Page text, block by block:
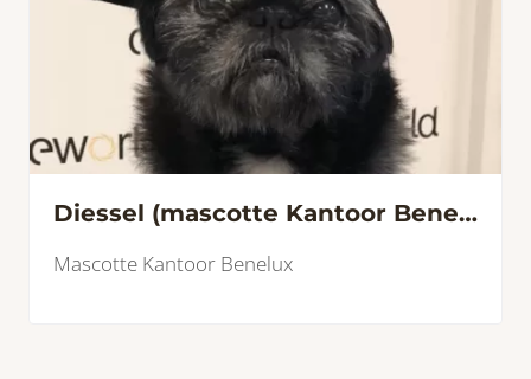
Diessel (mascotte Kantoor Benelux)
Mascotte Kantoor Benelux